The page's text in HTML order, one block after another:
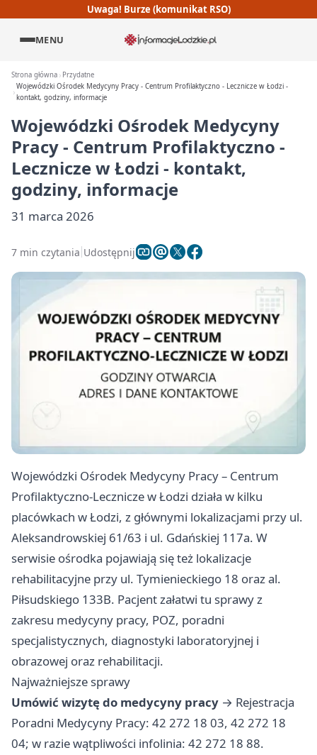
Uwaga! Burze (komunikat RSO)
MENU
Strona główna
Przydatne
Wojewódzki Ośrodek Medycyny Pracy - Centrum Profilaktyczno - Lecznicze w Łodzi -
kontakt, godziny, informacje
Wojewódzki Ośrodek Medycyny
Pracy - Centrum Profilaktyczno -
Lecznicze w Łodzi - kontakt,
godziny, informacje
31 marca 2026
7 min czytania Udostępnij
Wojewódzki Ośrodek Medycyny Pracy – Centrum
Profilaktyczno-Lecznicze w Łodzi działa w kilku
placówkach w Łodzi, z głównymi lokalizacjami przy ul.
Aleksandrowskiej 61/63 i ul. Gdańskiej 117a. W
serwisie ośrodka pojawiają się też lokalizacje
rehabilitacyjne przy ul. Tymienieckiego 18 oraz al.
Piłsudskiego 133B. Pacjent załatwi tu sprawy z
zakresu medycyny pracy, POZ, poradni
specjalistycznych, diagnostyki laboratoryjnej i
obrazowej oraz rehabilitacji.
Najważniejsze sprawy
Umówić wizytę do medycyny pracy → Rejestracja
Poradni Medycyny Pracy: 42 272 18 03, 42 272 18
04; w razie wątpliwości infolinia: 42 272 18 88.